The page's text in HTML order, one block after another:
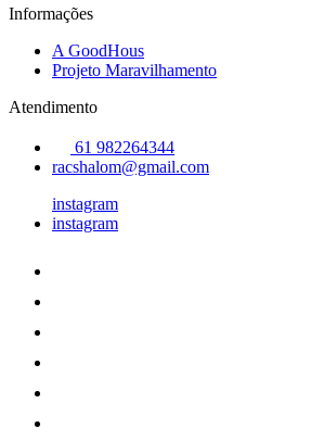
Informações
A GoodHous
Projeto Maravilhamento
Atendimento
61 982264344
racshalom@gmail.com
instagram
instagram